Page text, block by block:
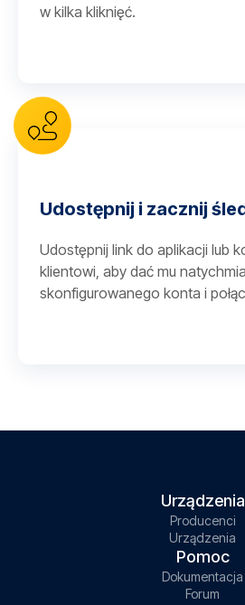
w kilka kliknięć.
Udostępnij i zacznij
Udostępnij link do aplikacji lub
klientowi, aby dać mu
skonfigurowanego konta i
Urządzenia
Producenci
Urządzenia
Pomoc
Dokumentacja
Forum